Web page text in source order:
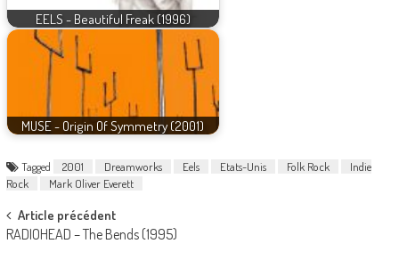
EELS - Beautiful Freak (1996)
MUSE - Origin Of Symmetry (2001)
Tagged 2001 Dreamworks Eels Etats-Unis Folk Rock
Indie
Rock
Mark Oliver Everett
Post
navigation
Article précédent
RADIOHEAD – The Bends (1995)